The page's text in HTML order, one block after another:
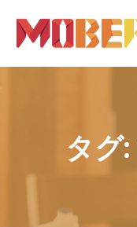
タグ: